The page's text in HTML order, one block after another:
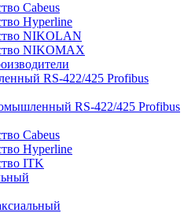
Cabeus
Hyperline
NIKOLAN
NIKOMAX
RS-422/425 Profibus
RS-422/425 Profibus
Cabeus
Hyperline
ITK